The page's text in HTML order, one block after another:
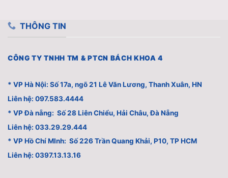
THÔNG TIN
CÔNG TY TNHH TM & PTCN BÁCH KHOA 4
* VP Hà Nội: Số 17a, ngõ 21 Lê Văn Lương, Thanh Xuân, HN
Liên hệ: 097.583.4444
* VP Đà nẵng: Số 28 Liên Chiểu, Hải Châu, Đà Nẵng
Liên hệ: 033.29.29.444
* VP Hồ Chí MInh: Số 226 Trần Quang Khải, P10, TP HCM
Liên hệ: 0397.13.13.16